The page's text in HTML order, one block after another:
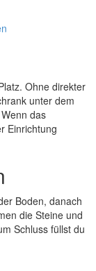
Ohne direkter
unter dem
das
Einrichtung
Boden, danach
die Steine und
Schluss füllst du